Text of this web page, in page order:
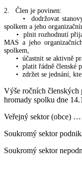
2. Člen je povinen:
• dodržovat stanovy
spolkem a jeho
• plnit rozhodnutí
MAS a jeho
spolkem,
• účastnit se aktivně
• platit řádně členské
• zdržet se jednání,
Výše ročních členských
hromady spolku dne
Veřejný sektor
Soukromý sektor
Soukromý sektor